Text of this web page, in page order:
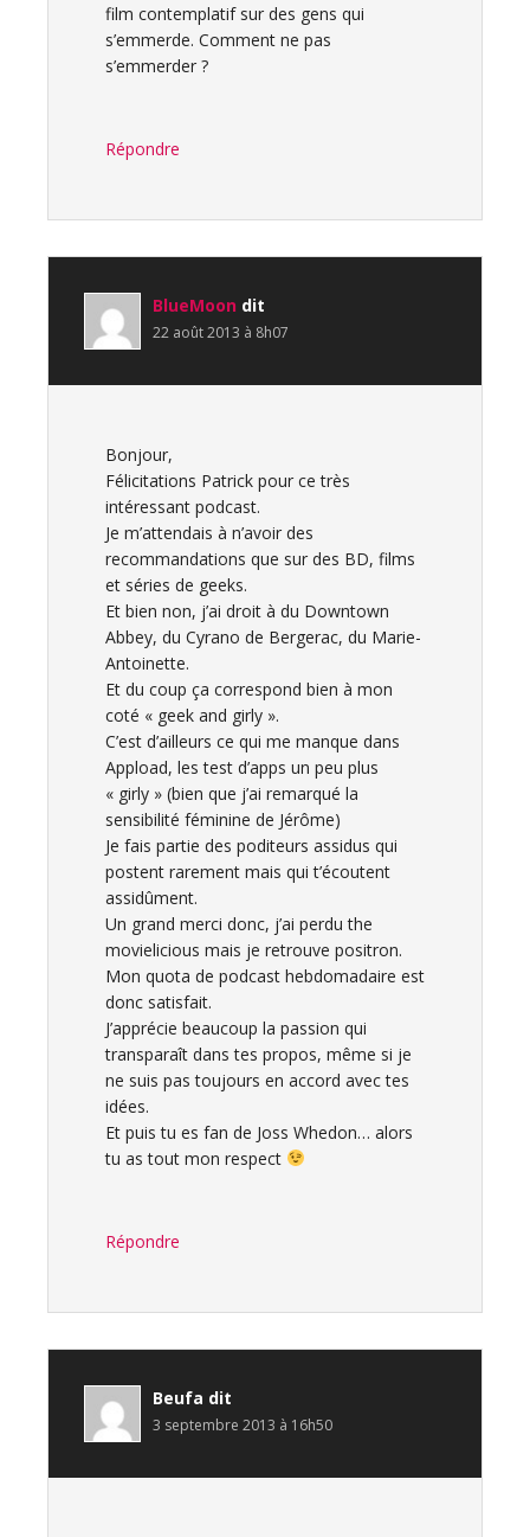
film contemplatif sur des gens qui
s’emmerde. Comment ne pas
s’emmerder ?
Répondre
BlueMoon dit
22 août 2013 à 8h07
Bonjour,
Félicitations Patrick pour ce très
intéressant podcast.
Je m’attendais à n’avoir des
recommandations que sur des BD, films
et séries de geeks.
Et bien non, j’ai droit à du Downtown
Abbey, du Cyrano de Bergerac, du Marie-
Antoinette.
Et du coup ça correspond bien à mon
coté « geek and girly ».
C’est d’ailleurs ce qui me manque dans
Appload, les test d’apps un peu plus
« girly » (bien que j’ai remarqué la
sensibilité féminine de Jérôme)
Je fais partie des poditeurs assidus qui
postent rarement mais qui t’écoutent
assidûment.
Un grand merci donc, j’ai perdu the
movielicious mais je retrouve positron.
Mon quota de podcast hebdomadaire est
donc satisfait.
J’apprécie beaucoup la passion qui
transparaît dans tes propos, même si je
ne suis pas toujours en accord avec tes
idées.
Et puis tu es fan de Joss Whedon… alors
tu as tout mon respect
Répondre
Beufa dit
3 septembre 2013 à 16h50